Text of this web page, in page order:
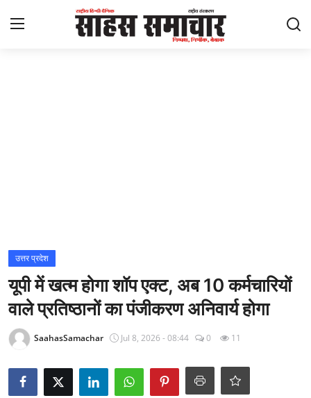
राज्य
अंतराष्ट्रीय
Epaper
उत्तर प्रदेश
यूपी में खत्म होगा शॉप एक्ट, अब 10 कर्मचारियों
वाले प्रतिष्ठानों का पंजीकरण अनिवार्य होगा
SaahasSamachar Jul 8, 2026 - 08:44 0 11